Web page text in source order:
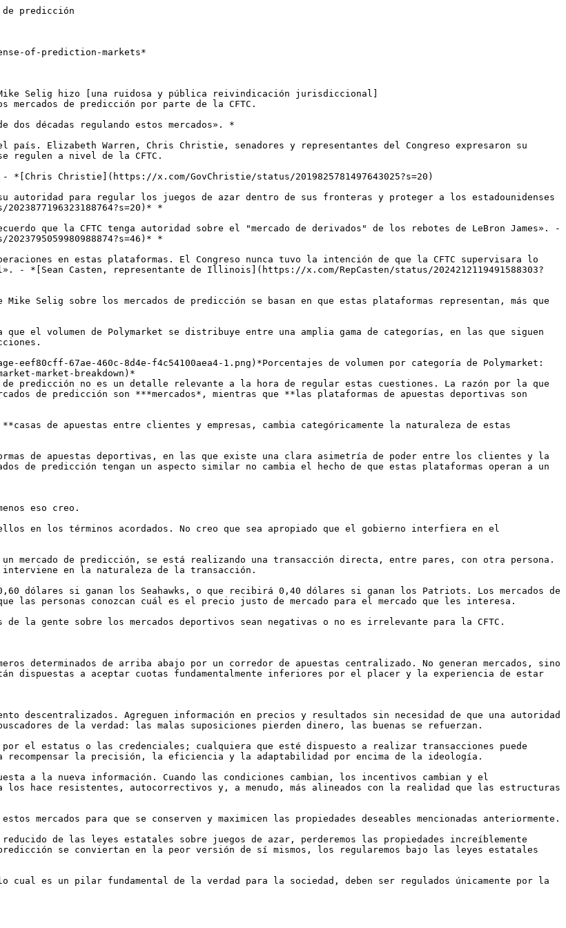
de predicción
of-prediction-markets*
Mike Selig hizo [una ruidosa y pública reivindicación jurisdiccional]
mercados de predicción por parte de la CFTC.
dos décadas regulando estos mercados». *
el país. Elizabeth Warren, Chris Christie, senadores y representantes del Congreso expresaron su
regulen a nivel de la CFTC.
*[Chris Christie](https://x.com/GovChristie/status/2019825781497643025?s=20)
autoridad para regular los juegos de azar dentro de sus fronteras y proteger a los estadounidenses
*
que la CFTC tenga autoridad sobre el "mercado de derivados" de los rebotes de LeBron James». -
*
en estas plataformas. El Congreso nunca tuvo la intención de que la CFTC supervisara lo
*[Sean Casten, representante de Illinois](https://x.com/RepCasten/status/2024212119491588303?
Selig sobre los mercados de predicción se basan en que estas plataformas representan, más que
el volumen de Polymarket se distribuye entre una amplia gama de categorías, en las que siguen
67ae-460c-8d4e-f4c54100aea4-1.png)*Porcentajes de volumen por categoría de Polymarket:
market-breakdown)*
de predicción no es un detalle relevante a la hora de regular estas cuestiones. La razón por la que
de predicción son ***mercados*, mientras que **las plataformas de apuestas deportivas son
de apuestas entre clientes y empresas, cambia categóricamente la naturaleza de estas
de apuestas deportivas, en las que existe una clara asimetría de poder entre los clientes y la
de predicción tengan un aspecto similar no cambia el hecho de que estas plataformas operan a un
eso creo.
en los términos acordados. No creo que sea apropiado que el gobierno interfiera en el
mercado de predicción, se está realizando una transacción directa, entre pares, con otra persona.
en la naturaleza de la transacción.
dólares si ganan los Seahawks, o que recibirá 0,40 dólares si ganan los Patriots. Los mercados de
las personas conozcan cuál es el precio justo de mercado para el mercado que les interesa.
de la gente sobre los mercados deportivos sean negativas o no es irrelevante para la CFTC.
determinados de arriba abajo por un corredor de apuestas centralizado. No generan mercados, sino
dispuestas a aceptar cuotas fundamentalmente inferiores por el placer y la experiencia de estar
descentralizados. Agreguen información en precios y resultados sin necesidad de que una autoridad
de la verdad: las malas suposiciones pierden dinero, las buenas se refuerzan.
el estatus o las credenciales; cualquiera que esté dispuesto a realizar transacciones puede
recompensar la precisión, la eficiencia y la adaptabilidad por encima de la ideología.
a la nueva información. Cuando las condiciones cambian, los incentivos cambian y el
los hace resistentes, autocorrectivos y, a menudo, más alineados con la realidad que las estructuras
mercados para que se conserven y maximicen las propiedades deseables mencionadas anteriormente.
de las leyes estatales sobre juegos de azar, perderemos las propiedades increíblemente
predicción se conviertan en la peor versión de sí mismos, los regularemos bajo las leyes estatales
cual es un pilar fundamental de la verdad para la sociedad, deben ser regulados únicamente por la